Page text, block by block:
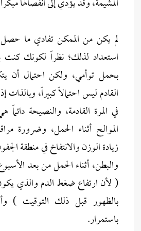
لم يكن من الممكن تفادي ما
استعداد لذلك؛ نظراً لكونك كنت
بحمل توأمي، ولكن احتمال أن
القادم ليس احتمالاً كبيراً، وبالذات
في المرة القادمة، والنصيحة
الموالح أثناء الحمل، وضرورة
زيادة الوزن والانتفاخ في منطقة
والبطن، أثناء الحمل من بعد
( لأن ارتفاع ضغط الدم والذي
بالظهور قبل ذلك التوقيت )
باستمرار.